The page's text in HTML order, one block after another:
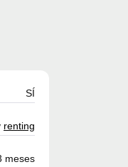
SÍ
renting
meses